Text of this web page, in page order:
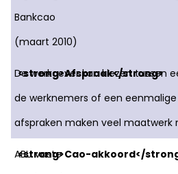
Bankcao
(maart 2010)
De werkgever kan kiezen tussen
de werknemers of een
afspraken maken veel maatwerk
ABU vaste